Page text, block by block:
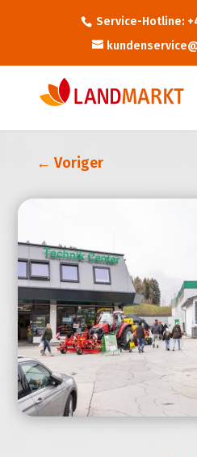
Service-Hotline:
← Voriger